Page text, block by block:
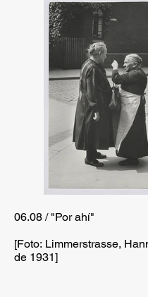
06.08 / "Por ahí"
[Foto: Limmerstrasse,
de 1931]